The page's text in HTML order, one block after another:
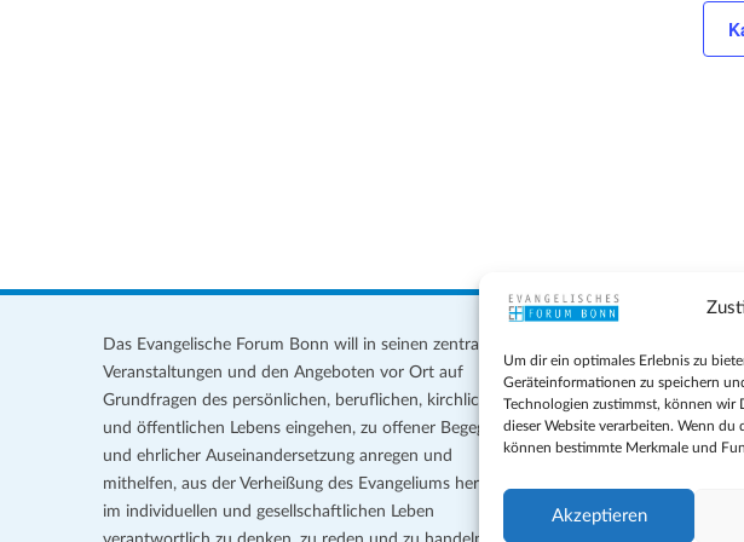
Um dir ein optimales Erlebnis zu
Geräteinformationen zu speichern
Technologien zustimmst, können wir
dieser Website verarbeiten. Wenn
können bestimmte Merkmale und
Akzeptieren
Das Evangelische Forum Bonn will in seinen zentralen
Veranstaltungen und den Angeboten vor Ort auf
Grundfragen des persönlichen, beruflichen, kirchlichen
und öffentlichen Lebens eingehen, zu offener Begegnung
und ehrlicher Auseinandersetzung anregen und
mithelfen, aus der Verheißung des Evangeliums heraus
im individuellen und gesellschaftlichen Leben
Datenschutz
Teilnahmebedingungen
Evangelische Kirche
Cookie-Richtlinie (EU)